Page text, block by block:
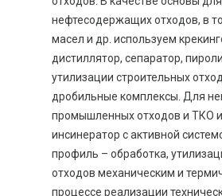
нефтесодержащих отходов, в
масел и др. используем
дистиллятор, сепаратор,
утилизации строительных
дробильные комплексы. Для
промышленных отходов и ТКО
инсинератор с активной
профиль – обработка,
отходов механическим и
процессе реализации